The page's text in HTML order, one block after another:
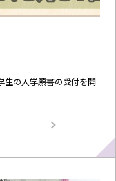
生の入学願書の受付を開